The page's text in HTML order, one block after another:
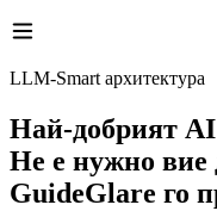
LLM-Smart архитектура
Най-добрият AI
Не е нужно вие
GuideGlare го